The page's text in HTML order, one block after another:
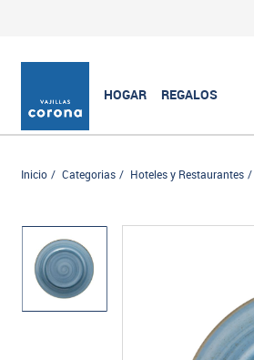
HOGAR REGALOS
Inicio Categorias Hoteles y Restaurantes